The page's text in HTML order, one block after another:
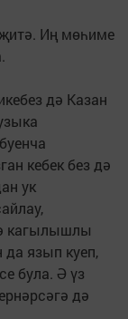
Иң мөһиме
дә Казан
кебек без дә
ук
кагылышлы
язып куеп,
була. Ә үз
дә